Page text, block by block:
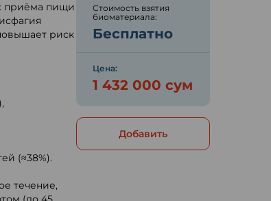
приёма пищи
риск
(≈38%).
течение,
Стоимость взятия
биоматериала:
Бесплатно
Цена:
1 432 000 сум
Добавить